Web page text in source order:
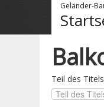
Geländer-
Teil des